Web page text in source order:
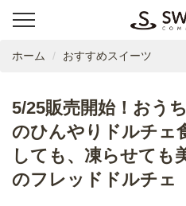
ホーム おすすめスイーツ
5/25販売開始！おう
のひんやりドルチェ
しても、凍らせても
のフレッドドルチェ